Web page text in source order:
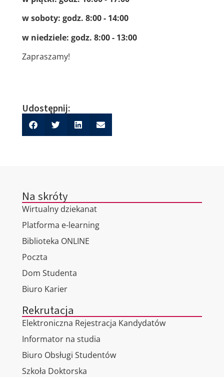
w soboty: godz. 8:00 - 14:00
w niedziele: godz. 8:00 - 13:00
Zapraszamy!
Udostępnij:
Na skróty
Wirtualny dziekanat
Platforma e-learning
Biblioteka ONLINE
Poczta
Dom Studenta
Biuro Karier
Rekrutacja
Elektroniczna Rejestracja Kandydatów
Informator na studia
Biuro Obsługi Studentów
Szkoła Doktorska